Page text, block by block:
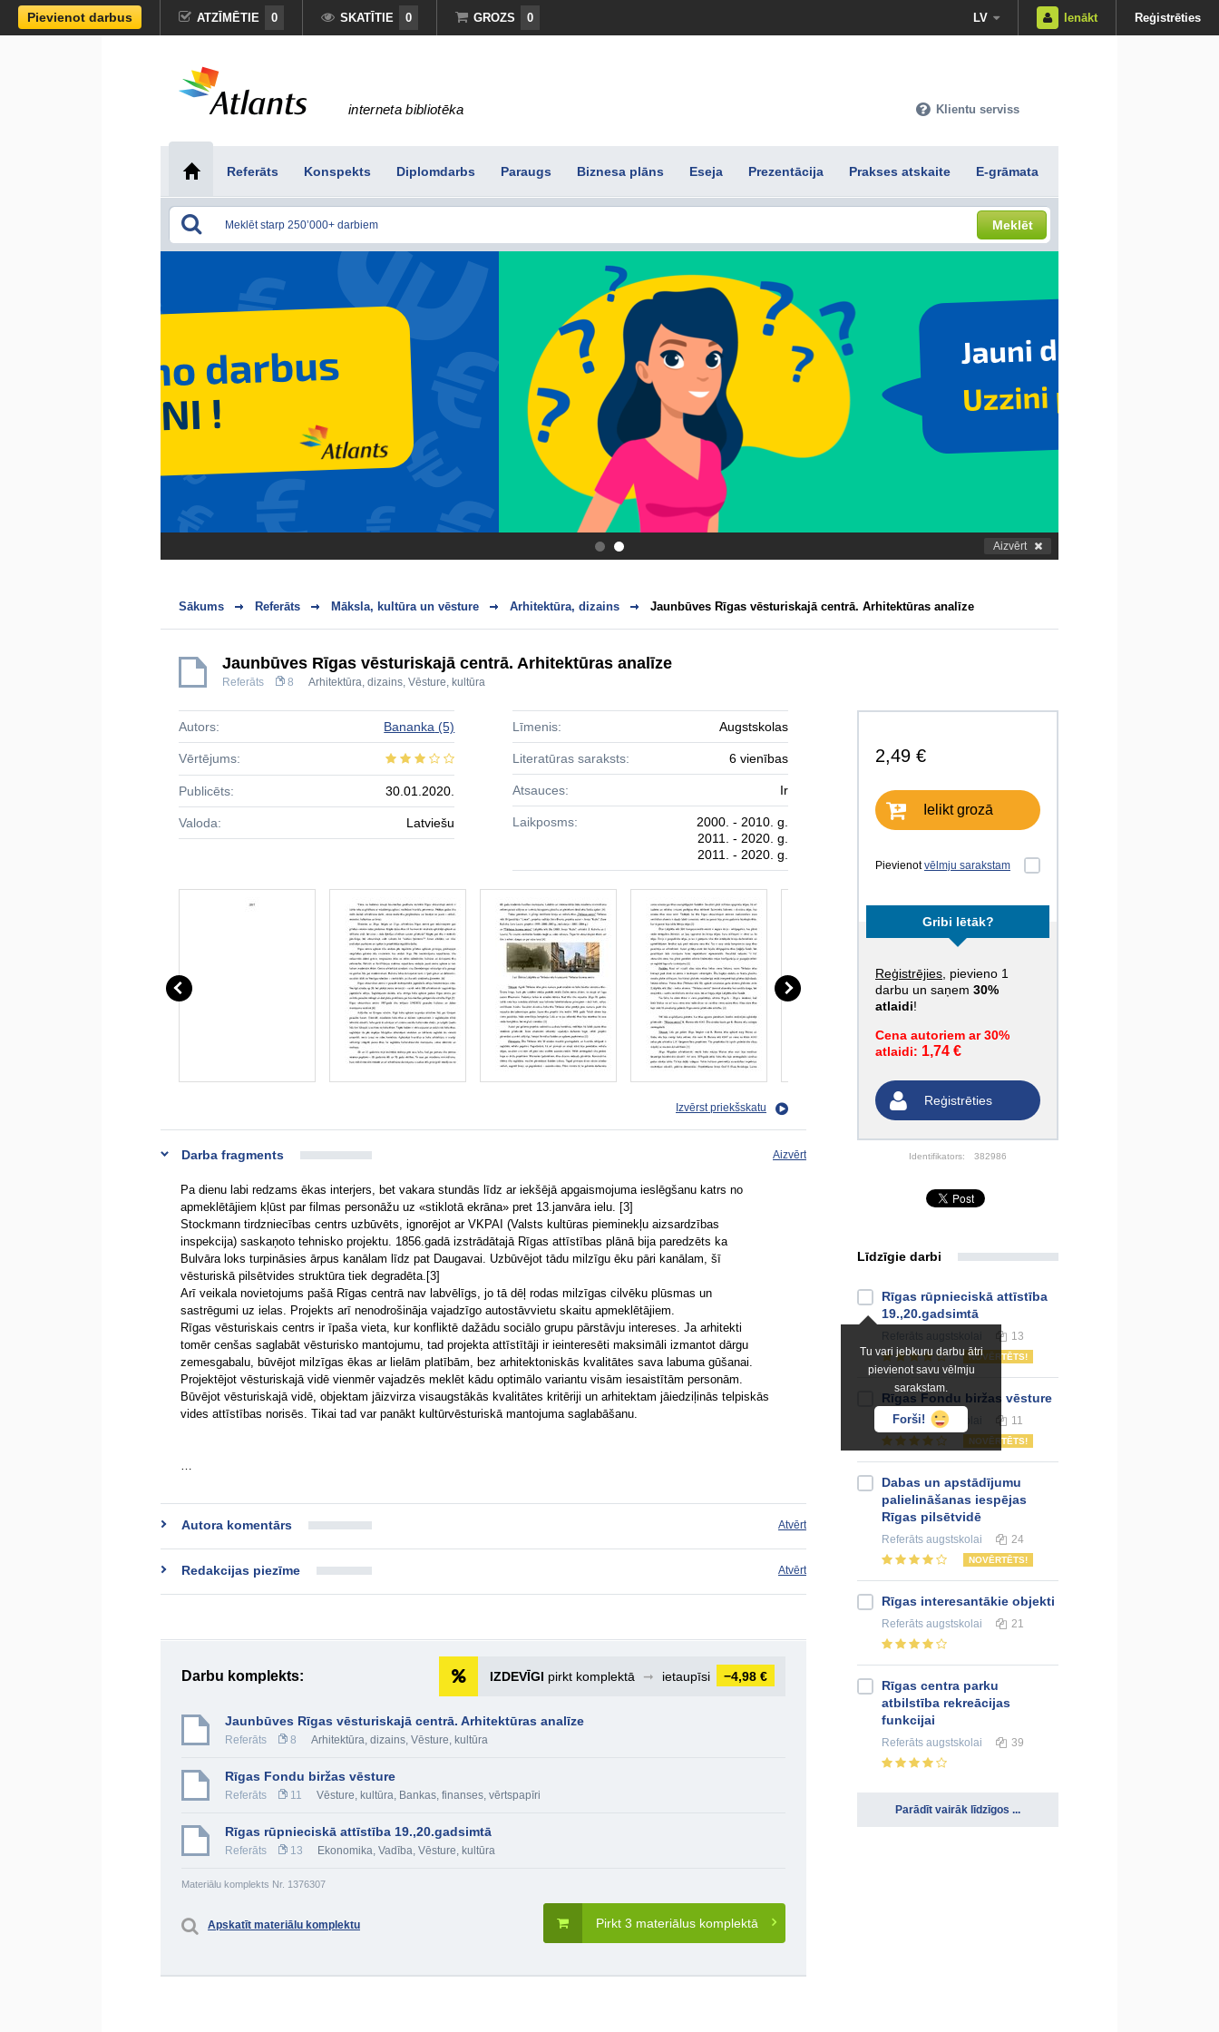
Pievienot darbus ATZĪMĒTIE 0 SKATĪTIE 0 GROZS 0 LV Ienākt Reģistrēties
interneta bibliotēka Klientu serviss
Referāts Konspekts Diplomdarbs Paraugs Biznesa plāns Eseja Prezentācija Prakses atskaite E-grāmata
Meklēt
. Aizvērt
Sākums Referāts Māksla, kultūra un vēsture Arhitektūra, dizains Jaunbūves Rīgas vēsturiskajā centrā. Arhitektūras analīze
Jaunbūves Rīgas vēsturiskajā centrā. Arhitektūras analīze
Referāts 8 Arhitektūra, dizains, Vēsture, kultūra
2,49 €
Ielikt grozā
Pievienotvēlmju sarakstam
Gribi lētāk?
Reģistrējies , pievieno 1
darbu un saņem 30%
atlaidi!
Cena autoriem ar 30%
atlaidi: 1,74 €
Reģistrēties
Identifikators: 382986
Autors: Bananka (5)
Vērtējums:
Publicēts: 30.01.2020.
Valoda: Latviešu
Līmenis: Augstskolas
Literatūras saraksts: 6 vienības
Atsauces: Ir
Laikposms:
2000. - 2010. g.
2011. - 2020. g.
2011. - 2020. g.
Izvērst priekšskatu
Darba fragments Aizvērt
Pa dienu labi redzams ēkas interjers, bet vakara stundās līdz ar iekšējā apgaismojuma ieslēgšanu katrs no
apmeklētājiem kļūst par filmas personāžu uz «stiklotā ekrāna» pret 13.janvāra ielu. [3]
Stockmann tirdzniecības centrs uzbūvēts, ignorējot ar VKPAI (Valsts kultūras pieminekļu aizsardzības
inspekcija) saskaņoto tehnisko projektu. 1856.gadā izstrādātajā Rīgas attīstības plānā bija paredzēts ka
Bulvāra loks turpināsies ārpus kanālam līdz pat Daugavai. Uzbūvējot tādu milzīgu ēku pāri kanālam, šī
vēsturiskā pilsētvides struktūra tiek degradēta.[3]
Arī veikala novietojums pašā Rīgas centrā nav labvēlīgs, jo tā dēļ rodas milzīgas cilvēku plūsmas un
sastrēgumi uz ielas. Projekts arī nenodrošināja vajadzīgo autostāvvietu skaitu apmeklētājiem.
Rīgas vēsturiskais centrs ir īpaša vieta, kur konfliktē dažādu sociālo grupu pārstāvju intereses. Ja arhitekti
tomēr cenšas saglabāt vēsturisko mantojumu, tad projekta attīstītāji ir ieinteresēti maksimāli izmantot dārgu
zemesgabalu, būvējot milzīgas ēkas ar lielām platībām, bez arhitektoniskās kvalitātes sava labuma gūšanai.
Projektējot vēsturiskajā vidē vienmēr vajadzēs meklēt kādu optimālo variantu visām iesaistītām personām.
Būvējot vēsturiskajā vidē, objektam jāizvirza visaugstākās kvalitātes kritēriji un arhitektam jāiedziļinās telpiskās
vides attīstības norisēs. Tikai tad var panākt kultūrvēsturiskā mantojuma saglabāšanu.
…
Autora komentārs Atvērt
Redakcijas piezīme Atvērt
Darbu komplekts: IZDEVĪGI pirkt komplektā ➞ ietaupīsi −4,98 €
Jaunbūves Rīgas vēsturiskajā centrā. Arhitektūras analīze
Referāts 8 Arhitektūra, dizains, Vēsture, kultūra
Rīgas Fondu biržas vēsture
Referāts 11 Vēsture, kultūra, Bankas, finanses, vērtspapīri
Rīgas rūpnieciskā attīstība 19.,20.gadsimtā
Referāts 13 Ekonomika, Vadība, Vēsture, kultūra
Materiālu komplekts Nr. 1376307
Pirkt 3 materiālus komplektā
Apskatīt materiālu komplektu
Līdzīgie darbi
Tu vari jebkuru darbu ātri
pievienot savu vēlmju
sarakstam.
Forši!
Rīgas rūpnieciskā attīstība
19.,20.gadsimtā
13
NOVĒRTĒTS!
Rīgas Fondu biržas vēsture
Referātsaugstskolai 11
NOVĒRTĒTS!
Dabas un apstādījumu
palielināšanas iespējas
Rīgas pilsētvidē
Referāts augstskolai 24
NOVĒRTĒTS!
Rīgas interesantākie objekti
Referāts augstskolai 21
Rīgas centra parku
atbilstība rekreācijas
funkcijai
Referāts augstskolai 39
Parādīt vairāk līdzīgos ...